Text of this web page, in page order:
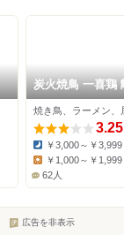
炭火焼鳥 一喜鶏
焼き鳥、ラーメン、
3.25
Dinner:
￥3,000～￥3,999
Lunch:
￥1,000～￥1,999
62人
広告を非表示